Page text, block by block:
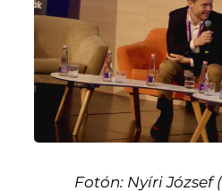
Fotón: Nyíri József